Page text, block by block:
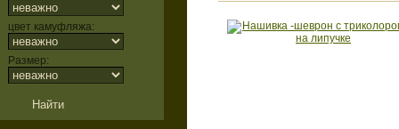
цвет камуфляжа:
Размер: